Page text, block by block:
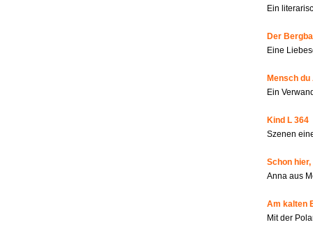
Ein
Der
Eine
Mensch du
Ein
Kind L 364
Szenen
Schon
Anna aus
Am kalten
Mit der